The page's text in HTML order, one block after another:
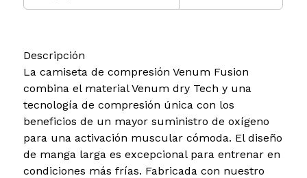
Descripción
La camiseta de compresión Venum Fusion
combina el material Venum dry Tech y una
tecnología de compresión única con los
beneficios de un mayor suministro de oxígeno
para una activación muscular cómoda. El diseño
de manga larga es excepcional para entrenar en
condiciones más frías. Fabricada con nuestro